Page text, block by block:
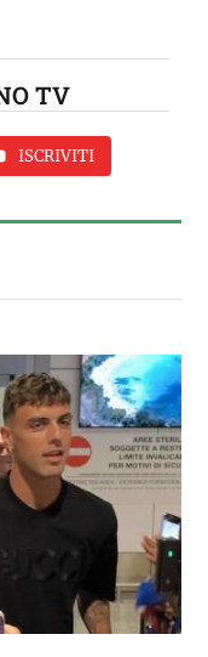
TV
commenta
e Nizza
ISCRIVITI